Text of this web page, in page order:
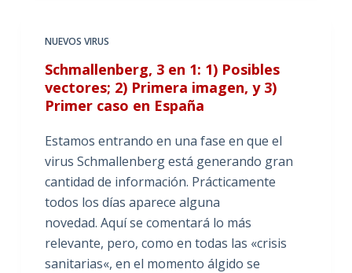
NUEVOS VIRUS
Schmallenberg, 3 en 1: 1) Posibles
vectores; 2) Primera imagen, y 3)
Primer caso en España
Estamos entrando en una fase en que el
virus Schmallenberg está generando gran
cantidad de información. Prácticamente
todos los días aparece alguna
novedad. Aquí se comentará lo más
relevante, pero, como en todas las «crisis
sanitarias«, en el momento álgido se